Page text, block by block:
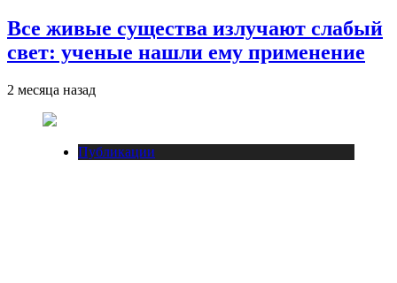
Все живые существа излучают слабый
свет: ученые нашли ему применение
2 месяца назад
Публикации